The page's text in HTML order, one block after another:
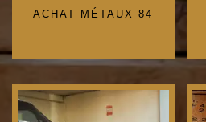
ACHAT MÉTAUX 84